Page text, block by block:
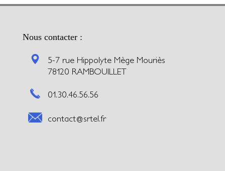
Nous contacter :
5-7 rue Hippolyte Mège Mouriès
78120 RAMBOUILLET
01.30.46.56.56
contact@srtel.fr